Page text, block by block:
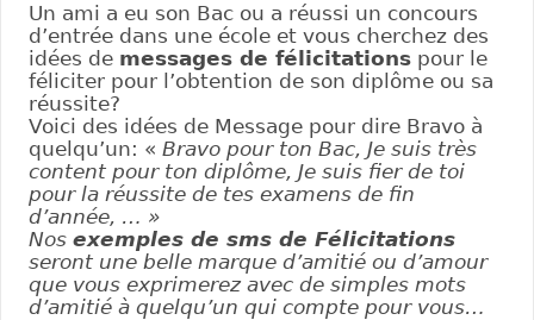
Un ami a eu son Bac ou a réussi un concours
d’entrée dans une école et vous cherchez des
idées de messages de félicitations pour le
féliciter pour l’obtention de son diplôme ou sa
réussite?
Voici des idées de Message pour dire Bravo à
quelqu’un: «Bravo pour ton Bac, Je suis très
content pour ton diplôme, Je suis fier de toi
pour la réussite de tes examens de fin
d’année, … »
Nosexemples de sms de Félicitations
seront une belle marque d’amitié ou d’amour
que vous exprimerez avec de simples mots
d’amitié à quelqu’un qui compte pour vous…